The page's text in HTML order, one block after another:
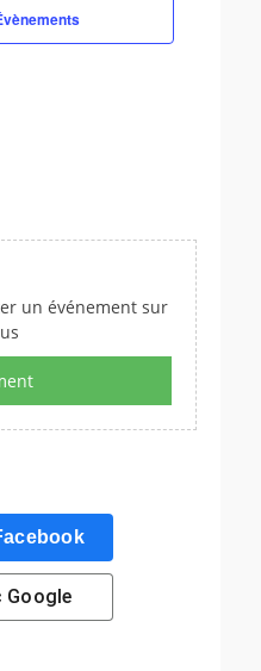
un événement sur
Google